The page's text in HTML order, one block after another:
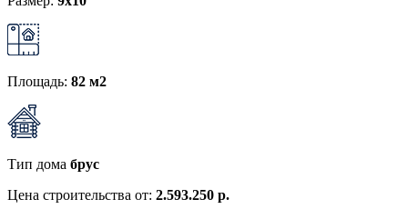
Площадь: 82 м2
Тип дома брус
Цена строительства от: 2.593.250 р.